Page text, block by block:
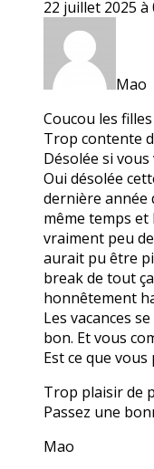
22 juillet 2025 à
Mao
Coucou les filles
Trop contente
Désolée si
Oui désolée
dernière année
même temps et
vraiment peu
aurait pu être
break de tout
honnêtement
Les vacances
bon. Et vous
Est ce que vous
Trop plaisir de
Passez une
Mao